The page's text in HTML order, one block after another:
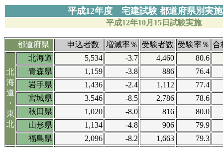
平成12年度 宅建試験 都道府県別実
平成12年10月15日試験実施
都道府県 申込者数 増減率％ 受験者数 受験率％ 合
北
海
道
・
東
北
北海道 5,534 -3.7 4,460
80.6
青森県
1,159 -3.8 886
76.4
岩手県
1,436 -2.4 1,112
77.4
宮城県
3.546 -8.5 2,786
78.6
秋田県
1,020 -8.0 816
80.0
山形県
1,134 -4.8 906
79.9
福島県
2,096 -8.2 1,663 79.3